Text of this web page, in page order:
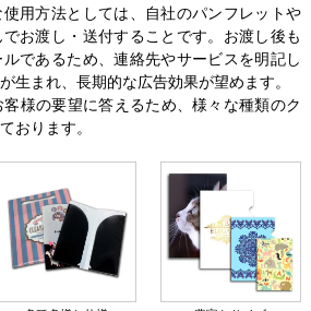
用方法としては、自社のパンフレットや
お渡し・送付することです。お渡し後も
であるため、連絡先やサービスを明記し
生まれ、長期的な広告効果が望めます。
様の要望に答えるため、様々な種類のク
おります。